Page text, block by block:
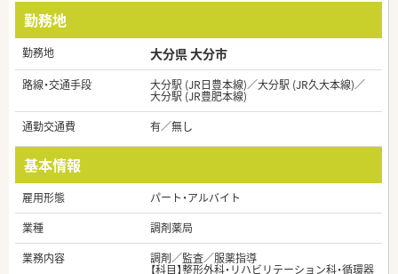
勤務地
勤務地 大分県 大分市
路線・交通手段 大分駅 (JR日豊本線)／大分駅 (JR久大本線)／
大分駅 (JR豊肥本線)
通勤交通費
有／無し
基本情報
雇用形態
パート・アルバイト
業種
調剤薬局
業務内容
調剤／監査／服薬指導
【科目】整形外科・リハビリテーション科・循環器